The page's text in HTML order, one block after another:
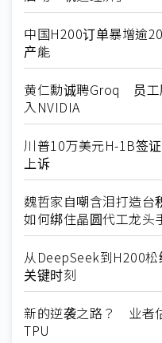
中国H200订单暴增逾
产能
黄仁勳诚聘Groq 员工
入NVIDIA
川普10万美元H-1B签
上诉
魏哲家自嘲含泪打造
如何绑住晶圆代工龙头
从DeepSeek到H200
关键时刻
新的逆袭之路？ 业者
TPU